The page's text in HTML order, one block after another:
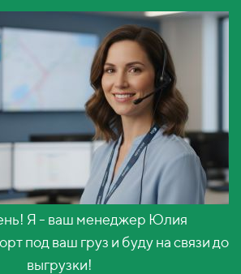
Я - ваш менеджер Юлия
под ваш груз и буду на связи до
выгрузки!